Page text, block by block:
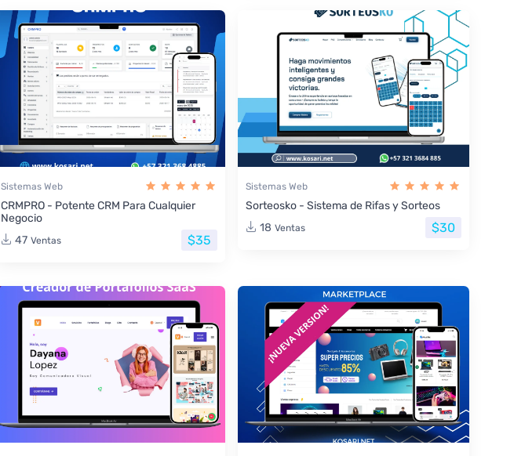
Sistemas Web
CRMPRO - Potente CRM Para Cualquier
Negocio
47 Ventas $35
Sistemas Web
Sorteosko - Sistema de Rifas y Sorteos
18 Ventas $30